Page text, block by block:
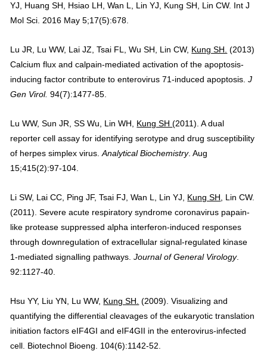
YJ, Huang SH, Hsiao LH, Wan L, Lin YJ, Kung SH, Lin CW. Int J
Mol Sci. 2016 May 5;17(5):678.
Lu JR, Lu WW, Lai JZ, Tsai FL, Wu SH, Lin CW, Kung SH.
(2013)
Calcium flux and calpain-mediated activation of the apoptosis-
inducing factor contribute to enterovirus 71-induced apoptosis. J
Gen Virol. 94(7):1477-85.
Lu WW, Sun JR, SS Wu, Lin WH, Kung SH(2011). A dual
reporter cell assay for identifying serotype and drug susceptibility
of herpes simplex virus.Analytical Biochemistry. Aug
15;415(2):97-104.
Li SW, Lai CC, Ping JF, Tsai FJ, Wan L, Lin YJ, Kung SH
, Lin CW.
(2011).Severe acute respiratory syndrome coronavirus papain-
like protease suppressed alpha interferon-induced responses
through downregulation of extracellular signal-regulated kinase
1-mediated signalling pathways. Journal of General Virology.
92:1127-40.
Hsu YY, Liu YN, Lu WW, Kung SH. (2009). Visualizing and
quantifying the differential cleavages of the eukaryotic translation
initiation factors eIF4GI and eIF4GII in the enterovirus-infected
cell. Biotechnol Bioeng. 104(6):1142-52.